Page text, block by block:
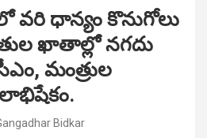
వరి ధాన్యం కొనుగోలు
ఖాతాల్లో నగదు
మంత్రుల
Bidkar